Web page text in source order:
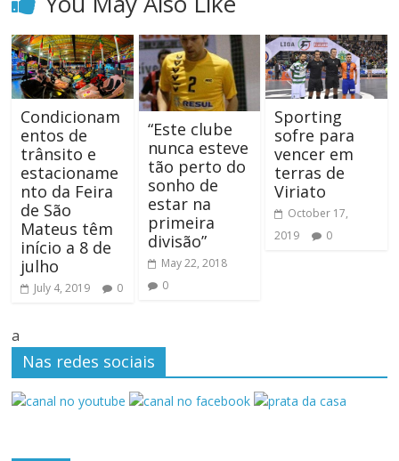
Condicionam
entos de
trânsito e
estacioname
nto da Feira
de São
Mateus têm
início a 8 de
julho
July 4, 2019 0
“Este clube
nunca esteve
tão perto do
sonho de
estar na
primeira
divisão”
May 22, 2018
0
Sporting
sofre para
vencer em
terras de
Viriato
October 17,
2019
0
a
Nas redes sociais